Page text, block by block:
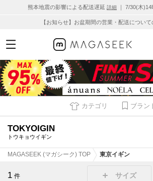
熊本地震の影響による配送遅延 詳細 ｜ 7/30(木
【お知らせ】お盆期間の営業・配送について
カテゴリ ブラン
TOKYOIGIN
トウキョウイギン
MAGASEEK (マガシーク) TOP 東京イギン
1 件 サイズ